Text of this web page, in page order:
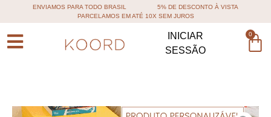
ENVIAMOS PARA TODO BRASIL
5% DE DESCONTO À VISTA
PARCELAMOS EM ATÉ 10X SEM JUROS
INICIAR
SESSÃO
0